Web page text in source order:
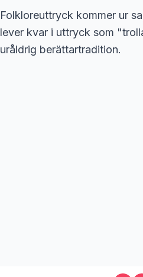
Folkloreuttryck kommer ur
lever kvar i uttryck som
uråldrig berättartradition.